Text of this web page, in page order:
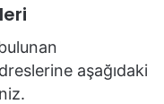
aşağıdaki